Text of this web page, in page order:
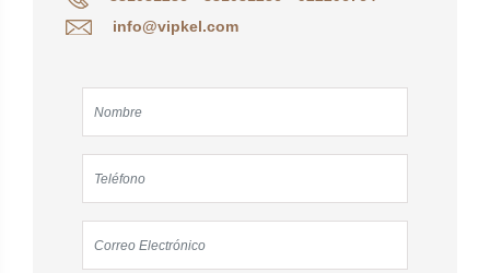
info@vipkel.com